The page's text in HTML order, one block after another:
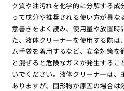
ク質や油汚れを化学的に分解する成
って成分や推奨される使い方が異
意書きをよく読み、使用量や放置時
た、液体クリーナーを使用する際は
ム手袋を着用するなど、安全対策を
と混ぜると危険なガスが発生するこ
いでください。液体クリーナーは、
ありますが、固形物が原因の場合は